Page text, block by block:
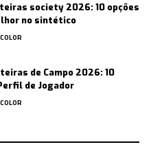
society 2026: 10 opções
no sintético
de Campo 2026: 10
de Jogador